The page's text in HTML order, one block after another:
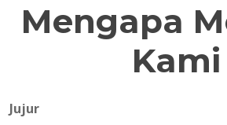
Mengapa
Kami
Jujur